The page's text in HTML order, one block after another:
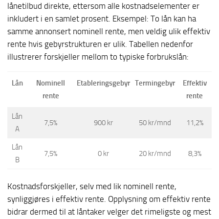
lånetilbud direkte, ettersom alle kostnadselementer er
inkludert i en samlet prosent. Eksempel: To lån kan ha
samme annonsert nominell rente, men veldig ulik effektiv
rente hvis gebyrstrukturen er ulik. Tabellen nedenfor
illustrerer forskjeller mellom to typiske forbrukslån:
Lån
Nominell
rente
Etableringsgebyr Termingebyr
Effektiv
rente
Lån
A
7,5% 900 kr 50 kr/mnd 11,2%
Lån
B
7,5% 0 kr 20 kr/mnd 8,3%
Kostnadsforskjeller, selv med lik nominell rente,
synliggjøres i effektiv rente. Opplysning om effektiv rente
bidrar dermed til at låntaker velger det rimeligste og mest